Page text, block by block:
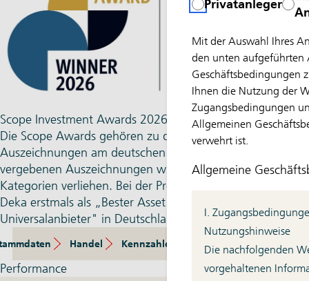
Privatanleger
Mit der Auswahl Ihres
den unten aufgeführten
Geschäftsbedingungen
Ihnen die Nutzung der
Zugangsbedingungen
Allgemeinen
verwehrt ist.
Allgemeine
I.
Nutzungshinweise
Die nachfolgenden
vorgehaltenen
Scope Investment Awards 2026
Die Scope Awards gehören zu den traditions­reichsten
Auszeichnungen am deutschen Markt. Die seit 2005
vergebenen Auszeichnungen wurden dieses Mal in 58
Kategorien verliehen. Bei der Preisverleihung wurde die
Deka erstmals als „Bester Asset Manager
Universalanbieter" in Deutschland ausgezeichnet.
Handel Kennzahlen Zusammensetzung
Performance